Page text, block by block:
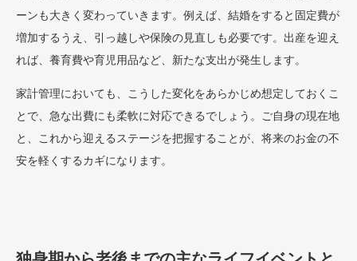
ーンも大きく変わっていきます。例えば、結婚をすると固定費が
増加するうえ、引っ越しや保険の見直しも必要です。出産を迎え
れば、養育費や育児用品など、新たな支出が発生します。
家計管理においても、こうした変化をあらかじめ想定しておくこ
とで、急な出費にも柔軟に対応できるでしょう。ご自身の現在地
と、これから迎えるステージを把握することが、将来のお金の不
安を軽くするカギになります。